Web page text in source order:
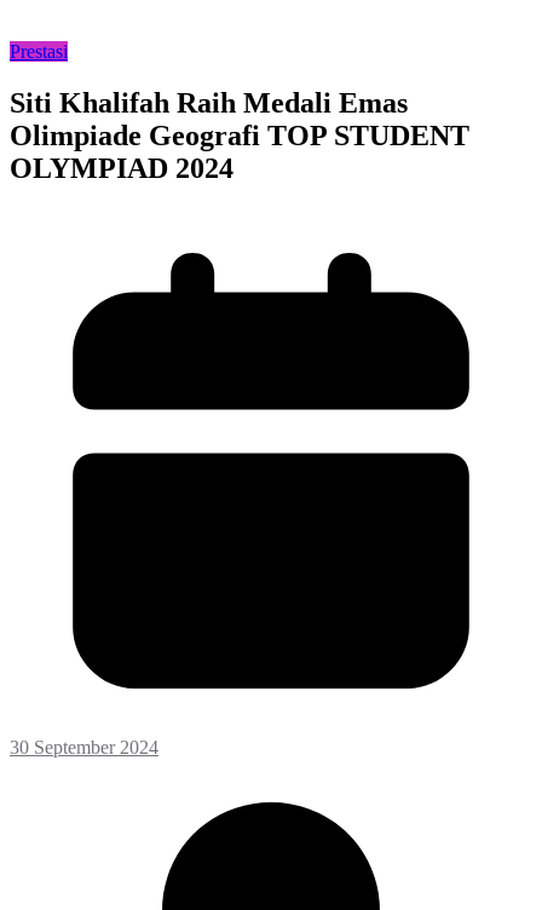
Prestasi
Siti Khalifah Raih Medali Emas
Olimpiade Geografi TOP STUDENT
OLYMPIAD 2024
30 September 2024